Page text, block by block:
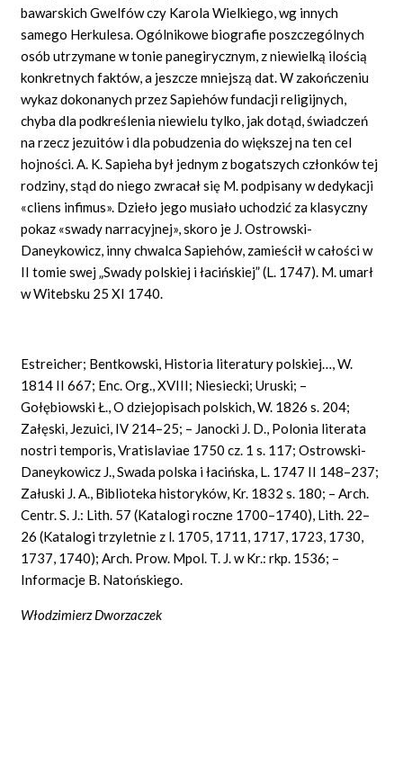
bawarskich Gwelfów czy Karola Wielkiego, wg innych
samego Herkulesa. Ogólnikowe biografie poszczególnych
osób utrzymane w tonie panegirycznym, z niewielką ilością
konkretnych faktów, a jeszcze mniejszą dat. W zakończeniu
wykaz dokonanych przez Sapiehów fundacji religijnych,
chyba dla podkreślenia niewielu tylko, jak dotąd, świadczeń
na rzecz jezuitów i dla pobudzenia do większej na ten cel
hojności. A. K. Sapieha był jednym z bogatszych członków tej
rodziny, stąd do niego zwracał się M. podpisany w dedykacji
«cliens infimus». Dzieło jego musiało uchodzić za klasyczny
pokaz «swady narracyjnej», skoro je J. Ostrowski-
Daneykowicz, inny chwalca Sapiehów, zamieścił w całości w
II tomie swej „Swady polskiej i łacińskiej” (L. 1747). M. umarł
w Witebsku 25 XI 1740.
Estreicher; Bentkowski, Historia literatury polskiej…, W.
1814 II 667; Enc. Org., XVIII; Niesiecki; Uruski; –
Gołębiowski Ł., O dziejopisach polskich, W. 1826 s. 204;
Załęski, Jezuici, IV 214–25; – Janocki J. D., Polonia literata
nostri temporis, Vratislaviae 1750 cz. 1 s. 117; Ostrowski-
Daneykowicz J., Swada polska i łacińska, L. 1747 II 148–237;
Załuski J. A., Biblioteka historyków, Kr. 1832 s. 180; – Arch.
Centr. S. J.: Lith. 57 (Katalogi roczne 1700–1740), Lith. 22–
26 (Katalogi trzyletnie z l. 1705, 1711, 1717, 1723, 1730,
1737, 1740); Arch. Prow. Mpol. T. J. w Kr.: rkp. 1536; –
Informacje B. Natońskiego.
Włodzimierz Dworzaczek